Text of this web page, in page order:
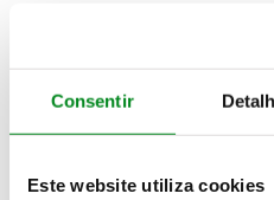
Consentir
Este website utiliza cookies
lançada um ano antes.
lugar em 1987, com o BX
exterior mais suave e um
instrumentação digital,